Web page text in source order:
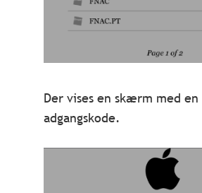
Der vises en skærm med en
adgangskode.